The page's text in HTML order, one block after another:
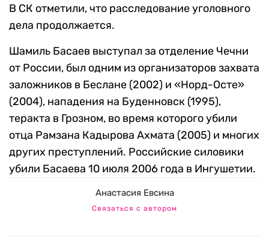
В СК отметили, что расследование уголовного
дела продолжается.
Шамиль Басаев выступал за отделение Чечни
от России, был одним из организаторов захвата
заложников в Беслане (2002) и «Норд-Осте»
(2004), нападения на Буденновск (1995),
теракта в Грозном, во время которого убили
отца Рамзана Кадырова Ахмата (2005) и многих
других преступлений. Российские силовики
убили Басаева 10 июля 2006 года в Ингушетии.
Анастасия Евсина
Связаться с автором